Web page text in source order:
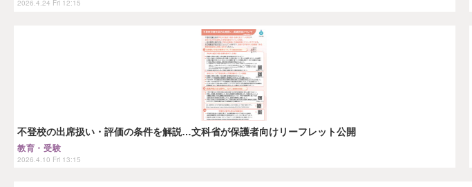
2026.4.24 Fri 12:15
不登校の出席扱い・評価の条件を解説…文科省が保護者向けリーフレット公開
教育・受験
2026.4.10 Fri 13:15